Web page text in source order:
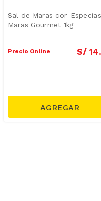
Sal de Maras con Especias
Maras Gourmet 1kg
Precio Online S/ 14.